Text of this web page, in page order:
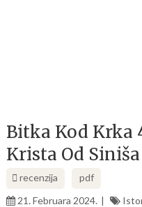
Bitka Kod Krka
Krista Od
recenzija
pdf
21. Februara 2024.